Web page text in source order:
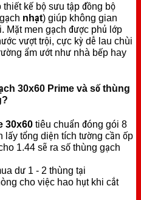
thiết kế bộ sưu tập đồng bộ
nhạt) giúp không gian
Mặt men gạch được phủ lớp
vượt trội, cực kỳ dễ lau chùi
ẩm ướt như nhà bếp hay
30x60 Prime và số thùng
30x60 tiêu chuẩn đóng gói 8
lấy tổng diện tích tường cần ốp
1.44 sẽ ra số thùng gạch
dư 1 - 2 thùng tại
cho việc hao hụt khi cắt